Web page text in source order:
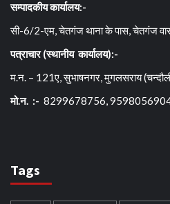
सम्पादकीय कार्यालय:-
सी-6/2-एम, चेतगंज थाना के पास, चेतगंज
पत्राचार (स्थानीय कार्यालय):-
म.न. – 121ए, सुभाषनगर, मुगलसराय
मो.न. :- 8299678756,
Tags